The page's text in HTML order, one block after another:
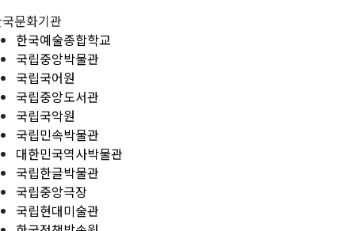
문화기관
한국예술종합학교
국립중앙박물관
국립국어원
국립중앙도서관
국립국악원
국립민속박물관
대한민국역사박물관
국립한글박물관
국립중앙극장
국립현대미술관